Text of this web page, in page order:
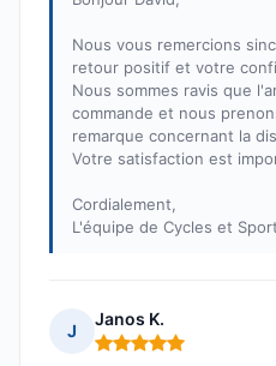
Nous vous remercions
retour positif et votre
Nous sommes ravis que
commande et nous
remarque concernant la
Votre satisfaction est
Cordialement,
L'équipe de Cycles et
J
Janos K.
Note : 5 sur 5